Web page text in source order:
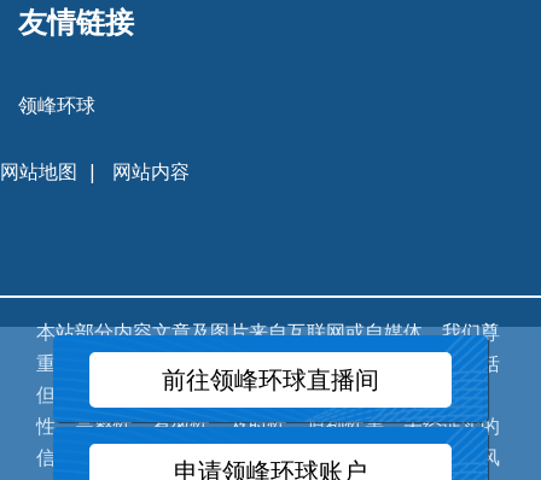
友情链接
领峰环球
网站地图 | 网站内容
本站部分内容文章及图片来自互联网或自媒体，我们尊
重作者版权，版权归属于原作者，不保证该信息（包括
但不限于文字、图片、图表及数据）的准确性、真实
性、完整性、有效性、及时性、原创性等。未经证实的
信息仅供参考，不做任何投资和交易根据，据此操作风
前往领峰环球直播间
申请领峰环球账户